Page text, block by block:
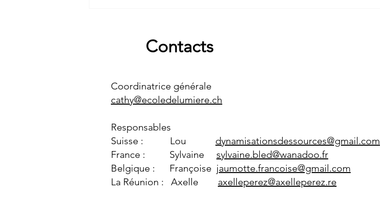
Contacts
Coordinatrice générale
cathy@ecoledelumiere.ch
Responsables
Suisse : Lou dynamisationsdessources@gmail.com
France : Sylvaine sylvaine.bled@wanadoo.fr
Belgique : Françoise jaumotte.francoise@gmail.com
La Réunion : Axelle axelleperez@axelleperez.re